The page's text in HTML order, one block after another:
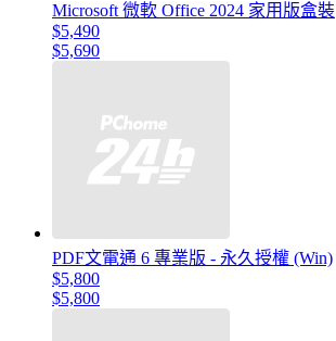
Microsoft 微軟 Office 2024 家用版盒裝
$5,490
$5,690
PDF文電通 6 專業版 - 永久授權 (Win)
$5,800
$5,800